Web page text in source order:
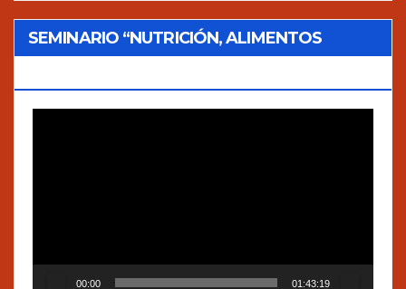
SEMINARIO “NUTRICIÓN, ALIMENTOS
00:00 01:43:19